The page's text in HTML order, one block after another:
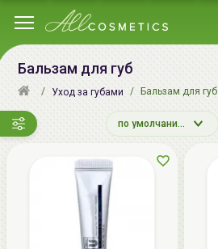
Бальзам для губ
Уход за губами Бальзам для губ
по умолчанию